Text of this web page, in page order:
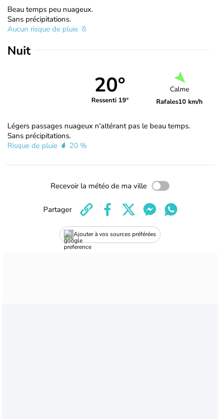
Beau temps peu nuageux.
Sans précipitations.
Aucun risque de pluie
Nuit
20°
Ressenti 19°
Calme
Rafales10 km/h
Légers passages nuageux n'altérant pas le beau temps.
Sans précipitations.
Risque de pluie
20 %
Recevoir la météo de ma ville
Ajouter à vos sources préférées
Partager